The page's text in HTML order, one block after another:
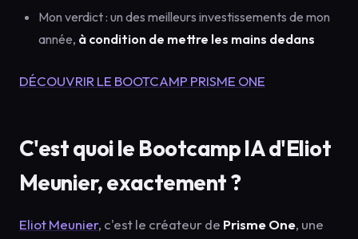
Mon verdict : un des meilleurs investissements de mon
année, à condition de mettre les mains dedans
DÉCOUVRIR LE BOOTCAMP PRISME ONE
C'est quoi le Bootcamp IA d'Eliot
Meunier, exactement ?
Eliot Meunier, c'est le créateur de Prisme One, une